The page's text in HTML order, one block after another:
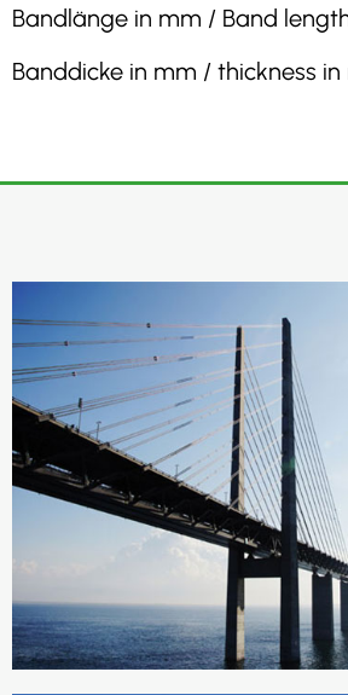
Bandlänge in mm / Band
Banddicke in mm / thickness in